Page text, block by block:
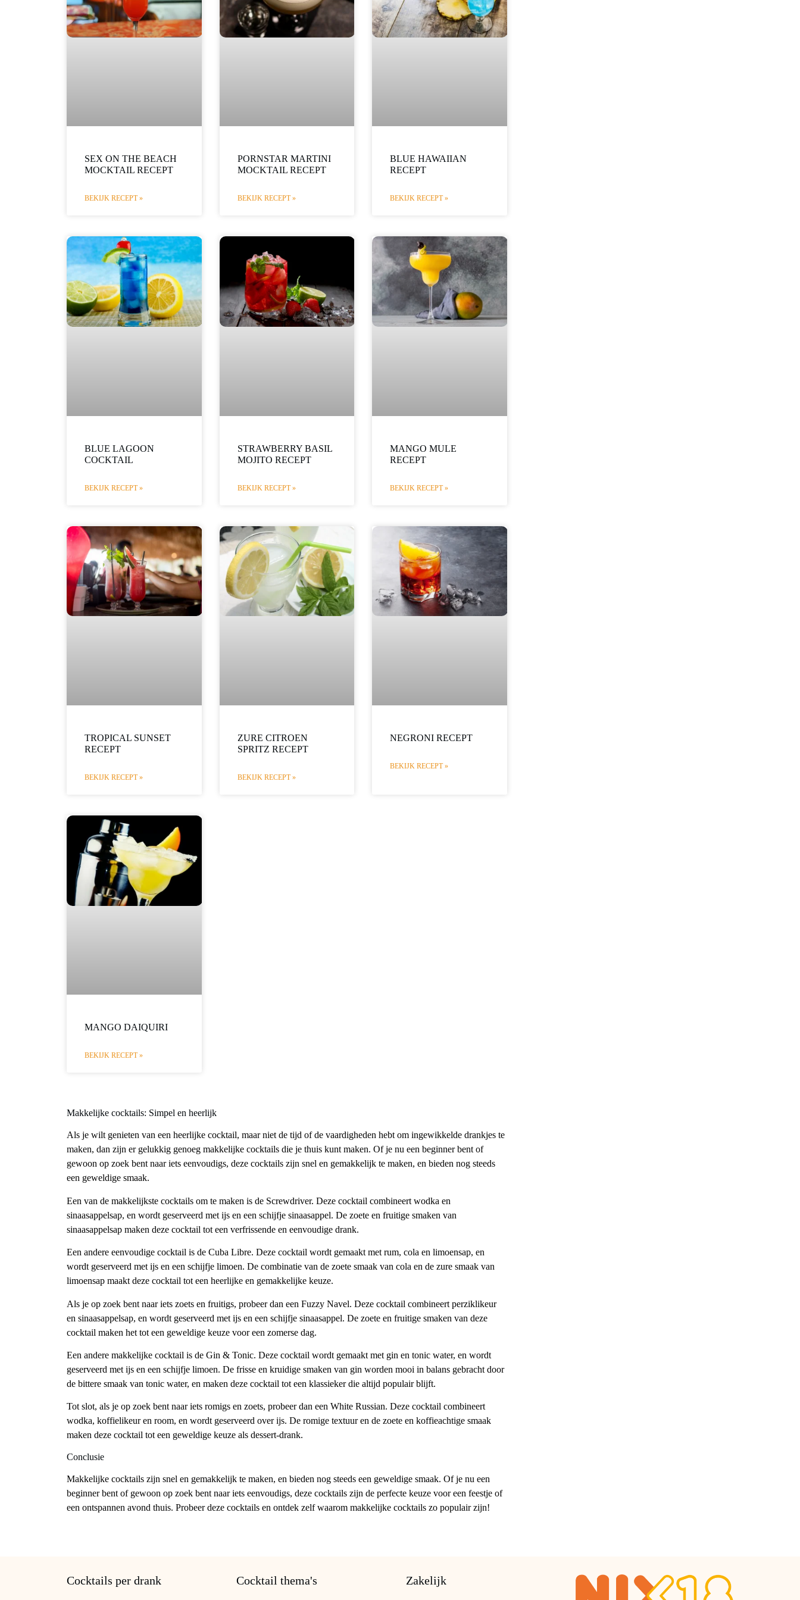
SEX ON THE BEACH
MOCKTAIL RECEPT
BEKIJK RECEPT »
PORNSTAR MARTINI
MOCKTAIL RECEPT
BEKIJK RECEPT »
BLUE HAWAIIAN
RECEPT
BEKIJK RECEPT »
BLUE LAGOON
COCKTAIL
BEKIJK RECEPT »
STRAWBERRY BASIL
MOJITO RECEPT
BEKIJK RECEPT »
MANGO MULE
RECEPT
BEKIJK RECEPT »
TROPICAL SUNSET
RECEPT
BEKIJK RECEPT »
ZURE CITROEN
SPRITZ RECEPT
BEKIJK RECEPT »
NEGRONI RECEPT
BEKIJK RECEPT »
MANGO DAIQUIRI
BEKIJK RECEPT »
Makkelijke cocktails: Simpel en heerlijk
Als je wilt genieten van een heerlijke cocktail, maar niet de tijd of de vaardigheden hebt om ingewikkelde drankjes te
maken, dan zijn er gelukkig genoeg makkelijke cocktails die je thuis kunt maken. Of je nu een beginner bent of
gewoon op zoek bent naar iets eenvoudigs, deze cocktails zijn snel en gemakkelijk te maken, en bieden nog steeds
een geweldige smaak.
Een van de makkelijkste cocktails om te maken is de Screwdriver. Deze cocktail combineert wodka en
sinaasappelsap, en wordt geserveerd met ijs en een schijfje sinaasappel. De zoete en fruitige smaken van
sinaasappelsap maken deze cocktail tot een verfrissende en eenvoudige drank.
Een andere eenvoudige cocktail is de Cuba Libre. Deze cocktail wordt gemaakt met rum, cola en limoensap, en
wordt geserveerd met ijs en een schijfje limoen. De combinatie van de zoete smaak van cola en de zure smaak van
limoensap maakt deze cocktail tot een heerlijke en gemakkelijke keuze.
Als je op zoek bent naar iets zoets en fruitigs, probeer dan een Fuzzy Navel. Deze cocktail combineert perziklikeur
en sinaasappelsap, en wordt geserveerd met ijs en een schijfje sinaasappel. De zoete en fruitige smaken van deze
cocktail maken het tot een geweldige keuze voor een zomerse dag.
Een andere makkelijke cocktail is de Gin & Tonic. Deze cocktail wordt gemaakt met gin en tonic water, en wordt
geserveerd met ijs en een schijfje limoen. De frisse en kruidige smaken van gin worden mooi in balans gebracht door
de bittere smaak van tonic water, en maken deze cocktail tot een klassieker die altijd populair blijft.
Tot slot, als je op zoek bent naar iets romigs en zoets, probeer dan een White Russian. Deze cocktail combineert
wodka, koffielikeur en room, en wordt geserveerd over ijs. De romige textuur en de zoete en koffieachtige smaak
maken deze cocktail tot een geweldige keuze als dessert-drank.
Conclusie
Makkelijke cocktails zijn snel en gemakkelijk te maken, en bieden nog steeds een geweldige smaak. Of je nu een
beginner bent of gewoon op zoek bent naar iets eenvoudigs, deze cocktails zijn de perfecte keuze voor een feestje of
een ontspannen avond thuis. Probeer deze cocktails en ontdek zelf waarom makkelijke cocktails zo populair zijn!
Cocktails per drank Cocktail thema's Zakelijk